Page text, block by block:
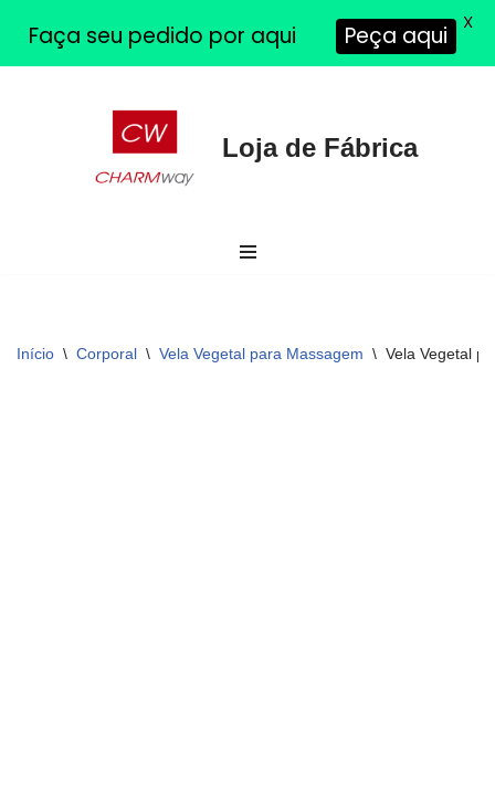
Loja de Fábrica
Início \ Corporal \ Vela Vegetal para Massagem \ Vela Vegetal
Faça seu pedido por aqui Peça aqui X